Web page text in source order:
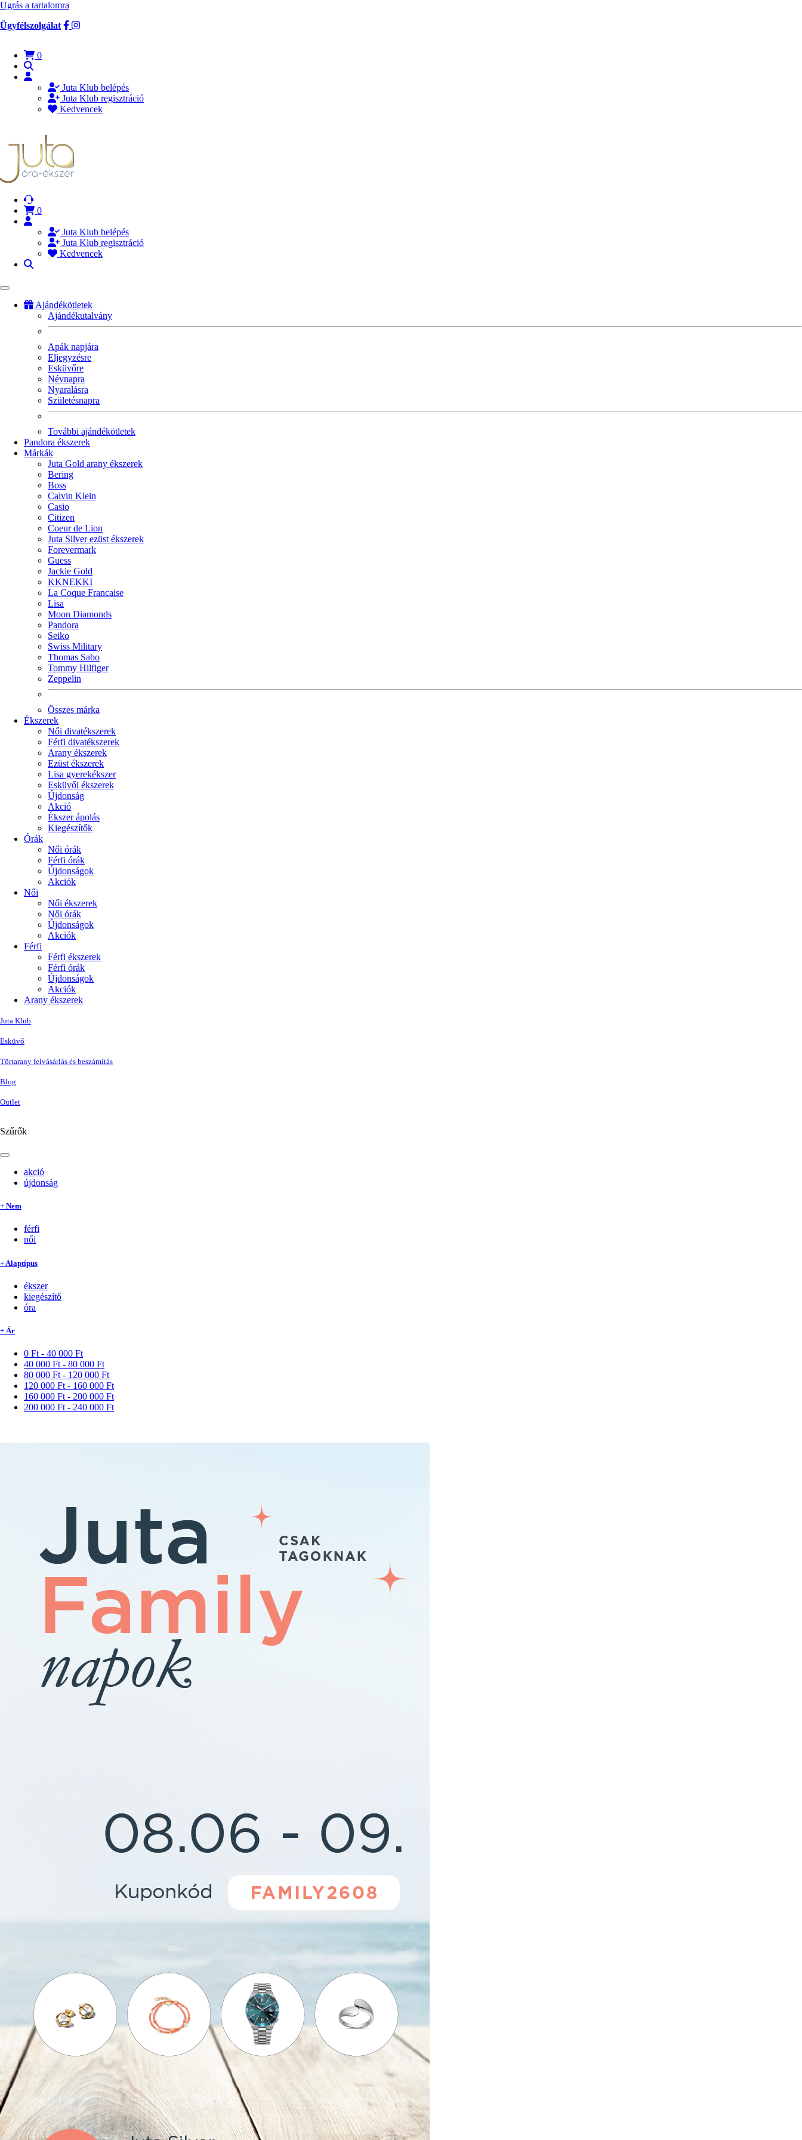
Ugrás a tartalomra
Ügyfélszolgálat
0
Juta Klub belépés
Juta Klub regisztráció
Kedvencek
0
Juta Klub belépés
Juta Klub regisztráció
Kedvencek
Ajándékötletek
Ajándékutalvány
Apák napjára
Eljegyzésre
Esküvőre
Névnapra
Nyaralásra
Születésnapra
További ajándékötletek
Pandora ékszerek
Márkák
Juta Gold arany ékszerek
Bering
Boss
Calvin Klein
Casio
Citizen
Coeur de Lion
Juta Silver ezüst ékszerek
Forevermark
Guess
Jackie Gold
KKNEKKI
La Coque Francaise
Lisa
Moon Diamonds
Pandora
Seiko
Swiss Military
Thomas Sabo
Tommy Hilfiger
Zeppelin
Összes márka
Ékszerek
Női divatékszerek
Férfi divatékszerek
Arany ékszerek
Ezüst ékszerek
Lisa gyerekékszer
Esküvői ékszerek
Újdonság
Akció
Ékszer ápolás
Kiegészítők
Órák
Női órák
Férfi órák
Újdonságok
Akciók
Női
Női ékszerek
Női órák
Újdonságok
Akciók
Férfi
Férfi ékszerek
Férfi órák
Újdonságok
Akciók
Arany ékszerek
Juta Klub
Esküvő
Törtarany felvásárlás és beszámítás
Blog
Outlet
Szűrők
akció
újdonság
+ Nem
férfi
női
+ Alaptípus
ékszer
kiegészítő
óra
+ Ár
0 Ft - 40 000 Ft
40 000 Ft - 80 000 Ft
80 000 Ft - 120 000 Ft
120 000 Ft - 160 000 Ft
160 000 Ft - 200 000 Ft
200 000 Ft - 240 000 Ft